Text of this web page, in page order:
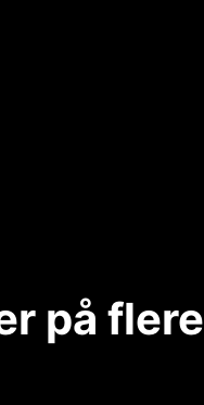
på flere